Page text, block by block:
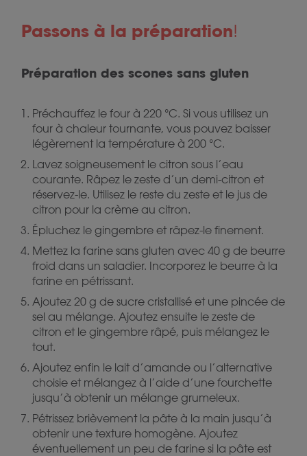
Passons à la préparation!
Préparation des scones sans gluten
Préchauffez le four à 220 °C. Si vous utilisez un
four à chaleur tournante, vous pouvez baisser
légèrement la température à 200 °C.
Lavez soigneusement le citron sous l’eau
courante. Râpez le zeste d’un demi-citron et
réservez-le. Utilisez le reste du zeste et le jus de
citron pour la crème au citron.
Épluchez le gingembre et râpez-le finement.
Mettez la farine sans gluten avec 40 g de beurre
froid dans un saladier. Incorporez le beurre à la
farine en pétrissant.
Ajoutez 20 g de sucre cristallisé et une pincée de
sel au mélange. Ajoutez ensuite le zeste de
citron et le gingembre râpé, puis mélangez le
tout.
Ajoutez enfin le lait d’amande ou l’alternative
choisie et mélangez à l’aide d’une fourchette
jusqu’à obtenir un mélange grumeleux.
Pétrissez brièvement la pâte à la main jusqu’à
obtenir une texture homogène. Ajoutez
éventuellement un peu de farine si la pâte est